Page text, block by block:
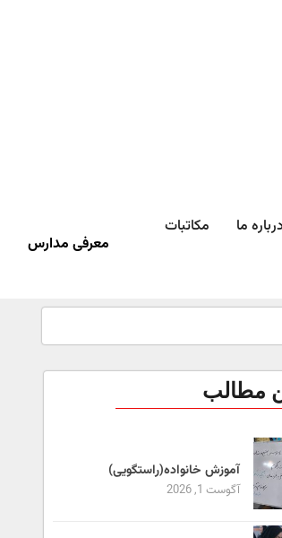
درباره ما
مکاتبات
معرفی مدارس
مطالب
آموزش خانواده(راستگویی)
آگوست 1, 2026